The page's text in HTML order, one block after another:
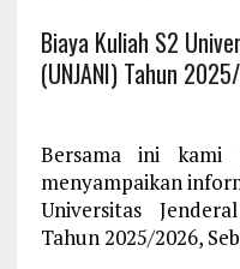
Biaya Kuliah S2
(UNJANI) Tahun
Bersama ini kami
menyampaikan
Universitas
Tahun 2025/2026,